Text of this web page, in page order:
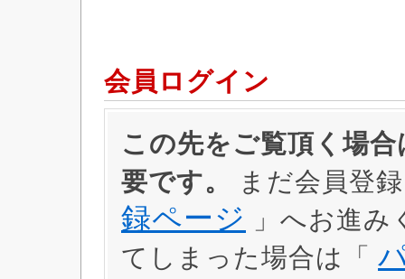
会員ログイン
この先をご覧頂く場
要です。
まだ会員登
録ページ
」へお進
てしまった場合は「